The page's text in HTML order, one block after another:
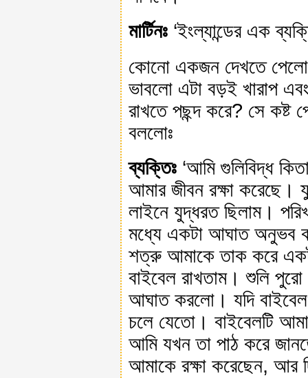
মার্টিনঃ ‘ইংল্যান্ডের এক
কোনো একজন দেখতে পেলো
ভাবলো এটা বড়ই খারাপ
রাখতে পছন্দ করে? সে কষ্ট
বললোঃ
ব্যক্তিঃ ‘আমি গুলিবিদ্ধ
আমার জীবন রক্ষা
লাইনে যুদ্ধরত ছিলাম।
মধ্যে একটা আঘাত অনুভব
শত্রু আমাকে তাক করে
বাইবেল রাখতাম। শুলি পুরো
আঘাত করলো। যদি
চলে যেতো। বাইবেলটি
আমি যখন তা পাঠ করে
আমাকে রক্ষা করেছেন, আর